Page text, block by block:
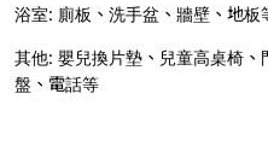
浴室: 廁板、洗手盆、牆壁、地板
其他: 嬰兒換片墊、兒童高桌椅
盤、電話等